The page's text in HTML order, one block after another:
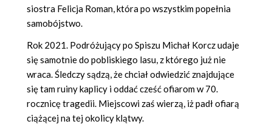
siostra Felicja Roman, która po wszystkim popełnia
samobójstwo.
Rok 2021. Podróżujący po Spiszu Michał Korcz udaje
się samotnie do pobliskiego lasu, z którego już nie
wraca. Śledczy sądzą, że chciał odwiedzić znajdujące
się tam ruiny kaplicy i oddać cześć ofiarom w 70.
rocznicę tragedii. Miejscowi zaś wierzą, iż padł ofiarą
ciążącej na tej okolicy klątwy.